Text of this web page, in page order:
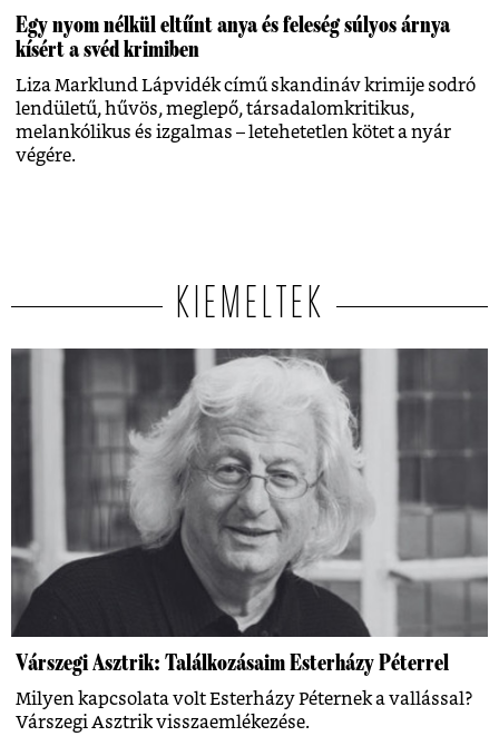
Egy nyom nélkül eltűnt anya és feleség súlyos árnya
kísért a svéd krimiben
Liza Marklund Lápvidék című skandináv krimije sodró
lendületű, hűvös, meglepő, társadalomkritikus,
melankólikus és izgalmas – letehetetlen kötet a nyár
végére.
KIEMELTEK
Várszegi Asztrik: Találkozásaim Esterházy Péterrel
Milyen kapcsolata volt Esterházy Péternek a vallással?
Várszegi Asztrik visszaemlékezése.